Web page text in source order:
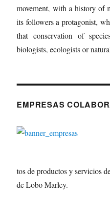
movement, with a history of
its followers a protagonist,
that conservation of
biologists, ecologists or
EMPRESAS
tos de productos y servicios
de Lobo Marley.